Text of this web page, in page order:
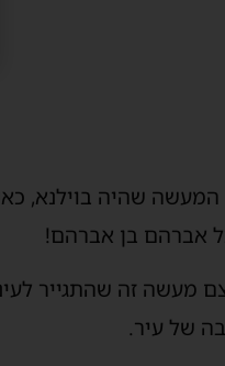
המעשה שהיה בוילנא,
אברהם בן אברהם!
מעשה זה שהתגייר
של עיר.